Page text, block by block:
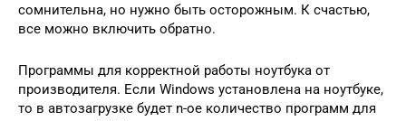
сомнительна, но нужно быть осторожным. К счастью,
все можно включить обратно.
Программы для корректной работы ноутбука от
производителя. Если Windows установлена на ноутбуке,
то в автозагрузке будет n-ое количество программ для